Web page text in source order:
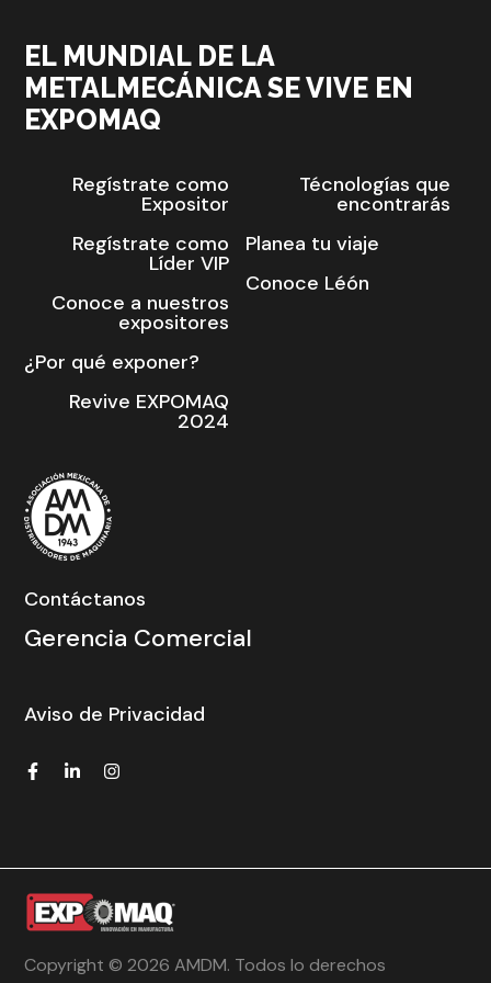
EL MUNDIAL DE LA
METALMECÁNICA SE VIVE EN
EXPOMAQ
Regístrate como
Expositor
Regístrate como
Líder VIP
Conoce a nuestros
expositores
¿Por qué exponer?
Revive EXPOMAQ
2024
Técnologías que
encontrarás
Planea tu viaje
Conoce Léón
Contáctanos
Gerencia Comercial
Aviso de Privacidad
Copyright © 2026 AMDM. Todos lo derechos